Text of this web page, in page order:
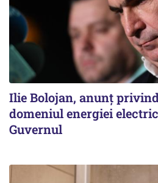
Ilie Bolojan, anunț
domeniul energiei
Guvernul